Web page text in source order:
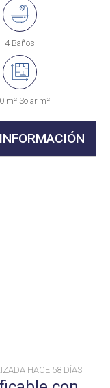
4 Baños
m² Solar m²
HACE 58 DÍAS